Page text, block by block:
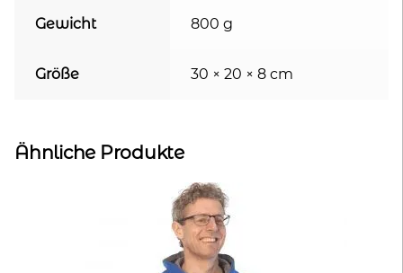
Gewicht 800 g
Größe 30 × 20 × 8 cm
Ähnliche Produkte